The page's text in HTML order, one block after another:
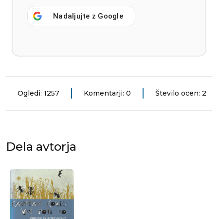
Nadaljujte z Google
Ogledi: 1257 Komentarji: 0 Število ocen: 2
Dela avtorja